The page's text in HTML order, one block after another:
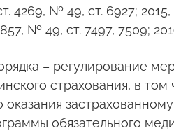
4269, № 49, ст. 6927; 2015,
№ 49, ст. 7497, 7509;
– регулирование
страхования, в
оказания
обязательного